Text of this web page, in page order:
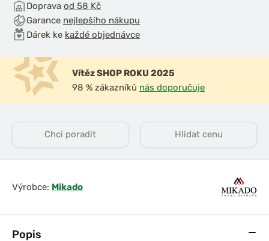
3,6m 3lb
Popis
Doprava od 58 Kč
Garance nejlepšího nákupu
Dárek ke každé objednávce
Vítěz SHOP ROKU 2025
98 % zákazníků nás doporučuje
Chci poradit Hlídat cenu
Výrobce: Mikado